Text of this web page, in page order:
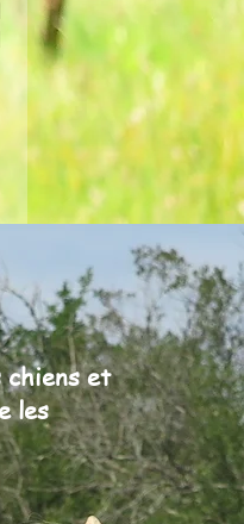
chiens et
les